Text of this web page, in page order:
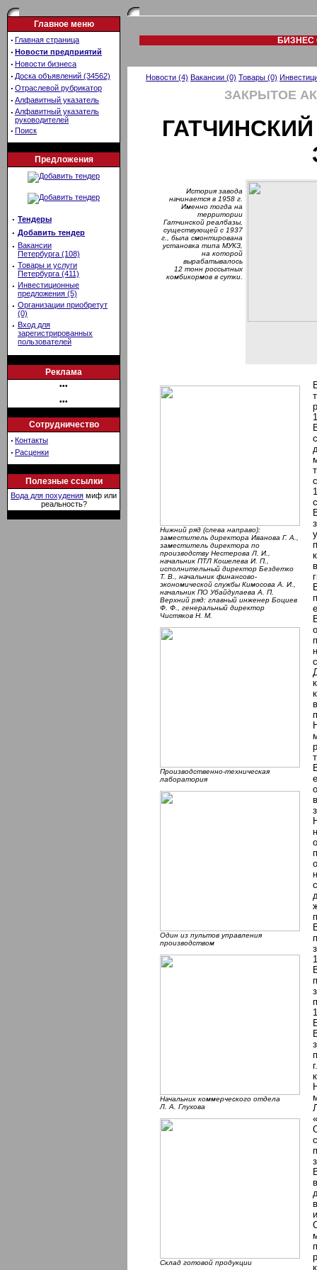
Главное меню
· Главная страница
· Новости предприятий
· Новости бизнеса
· Доска объявлений (34562)
· Отраслевой рубрикатор
· Алфавитный указатель
· Алфавитный указатель
руководителей
· Поиск
Предложения
· Тендеры
· Добавить тендер
· Вакансии
Петербурга (108)
· Товары и услуги
Петербурга (411)
· Инвестиционные
предложения (5)
· Организации приобретут
(0)
· Вход для
зарегистрированных
пользователей
Реклама
•••
•••
Сотрудничество
· Контакты
· Расценки
Полезные ссылки
Вода для похудения миф или
реальность?
БИЗНЕС
Новости (4) Вакансии (0) Товары (0)
ЗАКРЫТОЕ
История завода
начинается в 1958 г.
Именно тогда на
территории
Гатчинской реалбазы,
существующей с 1937
г., была смонтирована
установка типа МУКЗ,
на которой
вырабатывалось
12 тонн россыпных
комбикормов в сутки.
Нижний ряд (слева направо):
заместитель директора Иванова Г. А.,
заместитель директора по
производству Нестерова Л. И.,
начальник ПТЛ Кошелева И. П.,
исполнительный директор Бездетко
Т. В., начальник финансово-
экономической службы Кимосова А. И.,
начальник ПО Убайдулаева А. П.
Верхний ряд: главный инженер Боциев
Ф. Ф., генеральный директор
Чистяков Н. М.
Производственно-техническая
лаборатория
Один из пультов управления
производством
Начальник коммерческого отдела
Л. А. Глухова
Склад готовой продукции